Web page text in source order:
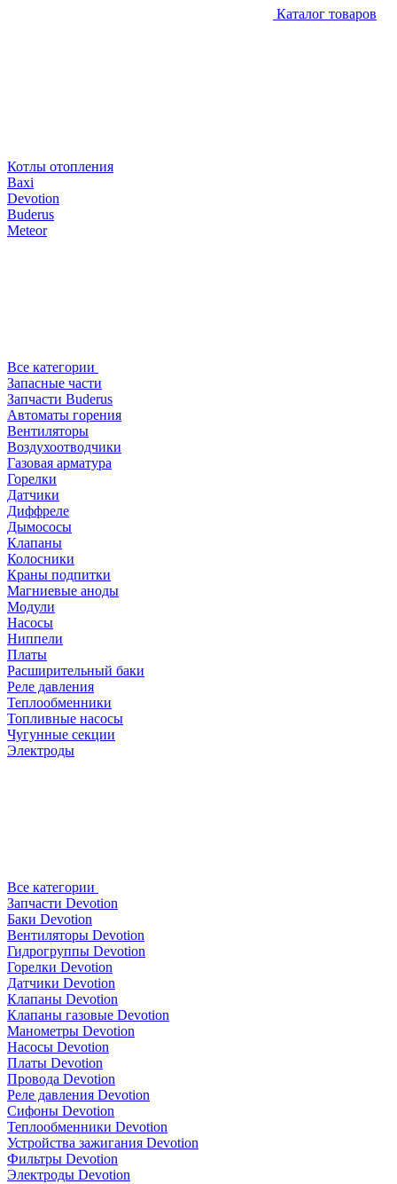
Каталог товаров
Котлы отопления
Baxi
Devotion
Buderus
Meteor
Все категории
Запасные части
Запчасти Buderus
Автоматы горения
Вентиляторы
Воздухоотводчики
Газовая арматура
Горелки
Датчики
Диффреле
Дымососы
Клапаны
Колосники
Краны подпитки
Магниевые аноды
Модули
Насосы
Ниппели
Платы
Расширительный баки
Реле давления
Теплообменники
Топливные насосы
Чугунные секции
Электроды
Все категории
Запчасти Devotion
Баки Devotion
Вентиляторы Devotion
Гидрогруппы Devotion
Горелки Devotion
Датчики Devotion
Клапаны Devotion
Клапаны газовые Devotion
Манометры Devotion
Насосы Devotion
Платы Devotion
Провода Devotion
Реле давления Devotion
Сифоны Devotion
Теплообменники Devotion
Устройства зажигания Devotion
Фильтры Devotion
Электроды Devotion